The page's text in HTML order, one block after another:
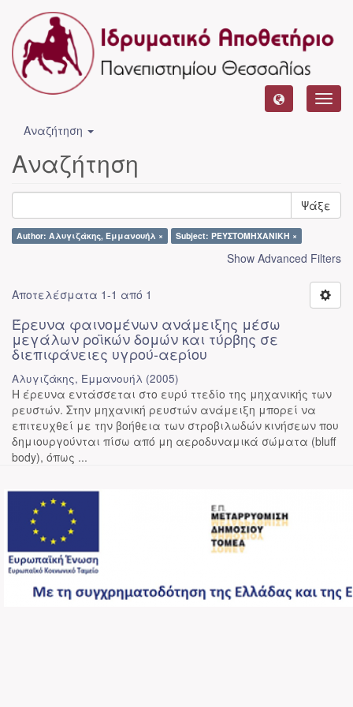
Αναζήτηση
Αναζήτηση
Ψάξε
Author: Αλυγιζάκης, Εμμανουήλ × Subject: ΡΕΥΣΤΟΜΗΧΑΝΙΚΗ ×
Show Advanced Filters
Αποτελέσματα 1-1 από 1
Έρευνα φαινομένων ανάμειξης μέσω
μεγάλων ροϊκών δομών και τύρβης σε
διεπιφάνειες υγρού-αερίου
Αλυγιζάκης, Εμμανουήλ (2005)
Η έρευνα εντάσσεται στο ευρύ ττεδίο της μηχανικής των
ρευστών. Στην μηχανική ρευστών ανάμειξη μπορεί να
επιτευχθεί με την βοήθεια των στροβιλωδών κινήσεων που
δημιουργούνται πίσω από μη αεροδυναμικά σώματα (bluff
body), όπως ...